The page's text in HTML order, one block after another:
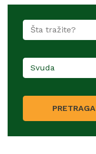
Svuda
PRETRAGA